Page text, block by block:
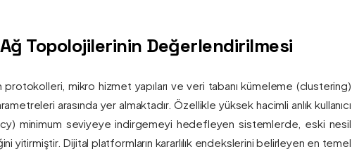
Topolojilerinin Değerlendirilmesi
mikro hizmet yapıları ve veri tabanı kümeleme (clustering)
arasında yer almaktadır. Özellikle yüksek hacimli anlık kullanıcı
minimum seviyeye indirgemeyi hedefleyen sistemlerde, eski nesil
yitirmiştir. Dijital platformların kararlılık endekslerini belirleyen en temel